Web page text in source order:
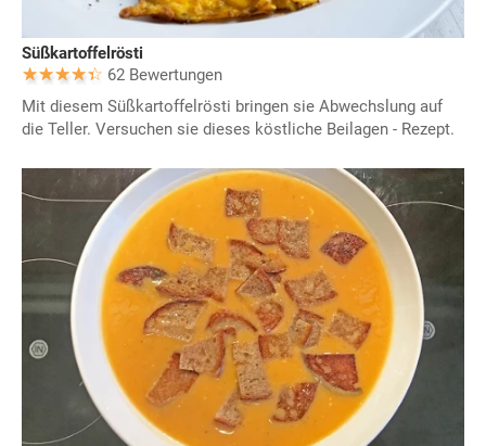
Süßkartoffelrösti
62 Bewertungen
Mit diesem Süßkartoffelrösti bringen sie Abwechslung auf
die Teller. Versuchen sie dieses köstliche Beilagen - Rezept.